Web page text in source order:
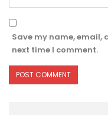
Save my name, email,
next time I comment.